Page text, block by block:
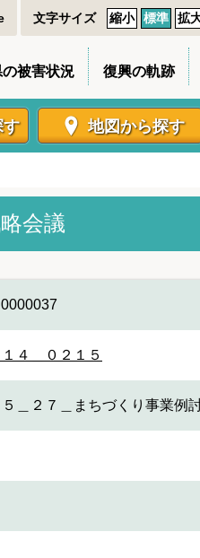
文字サイズ 縮小 標準 拡
被害状況 復興の軌跡
す 地図から探す
会議
４＿０２１５
５＿２７＿まちづくり事業